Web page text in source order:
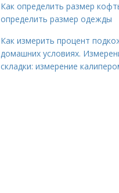
Как определить размер
определить размер одежды
Как измерить процент
домашних условиях.
складки: измерение